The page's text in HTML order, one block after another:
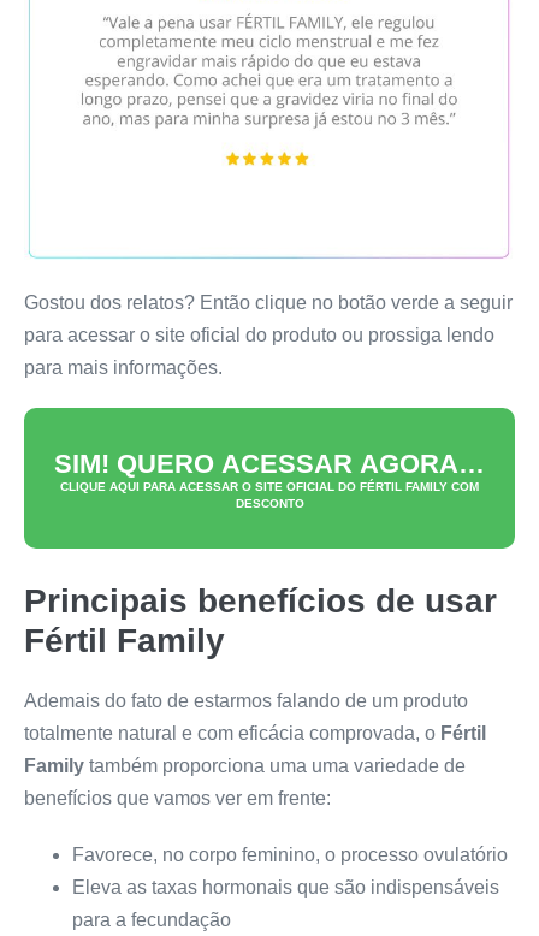
Gostou dos relatos? Então clique no botão verde a seguir
para acessar o site oficial do produto ou prossiga lendo
para mais informações.
SIM! QUERO ACESSAR AGORA…
CLIQUE AQUI PARA ACESSAR O SITE OFICIAL DO FÉRTIL FAMILY COM
DESCONTO
Principais benefícios de usar
Fértil Family
Ademais do fato de estarmos falando de um produto
totalmente natural e com eficácia comprovada, o Fértil
Family também proporciona uma uma variedade de
benefícios que vamos ver em frente:
Favorece, no corpo feminino, o processo ovulatório
Eleva as taxas hormonais que são indispensáveis
para a fecundação